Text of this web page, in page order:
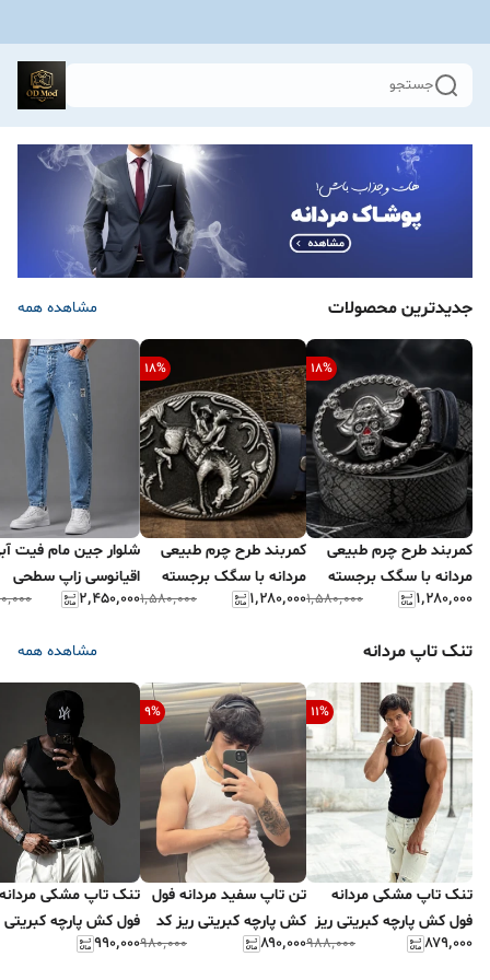
جستجو
جدیدترین محصولات مشاهده همه
18%
کمربند طرح چرم طبیعی
مردانه با سگک برجسته
جمجمه
۱٬۲۸۰٬۰۰۰ ۱٬۵۸۰٬۰۰۰
18%
کمربند طرح چرم طبیعی
مردانه با سگک برجسته
اسب وحشی
۱٬۲۸۰٬۰۰۰ ۱٬۵۸۰٬۰۰۰
شلوار جین مام فیت
اقیانوسی زاپ سطحی
کیفیت عالی
۲٬۴۵۰٬۰۰۰
تنک تاپ مردانه مشاهده همه
11%
تنک تاپ مشکی مردانه
فول کش پارچه کبریتی ریز
با کیفیت عالی کد ۳
۸۷۹٬۰۰۰ ۹۸۸٬۰۰۰
9%
تن تاپ سفید مردانه فول
کش پارچه کبریتی ریز کد
۷۶۸
۸۹۰٬۰۰۰ ۹۸۰٬۰۰۰
تنک تاپ مشکی مردانه
فول کش پارچه کبریتی
۹۹۰٬۰۰۰